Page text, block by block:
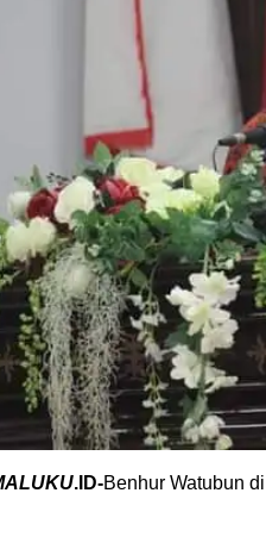
.ID-Benhur Watubun